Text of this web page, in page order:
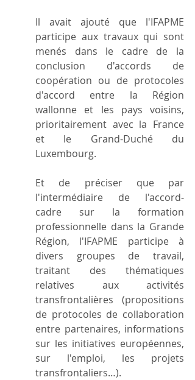
Il avait ajouté que l'IFAPME
participe aux travaux qui sont
menés dans le cadre de la
conclusion d'accords de
coopération ou de protocoles
d'accord entre la Région
wallonne et les pays voisins,
prioritairement avec la France
et le Grand-Duché du
Luxembourg.
Et de préciser que par
l'intermédiaire de l'accord-
cadre sur la formation
professionnelle dans la Grande
Région, l'IFAPME participe à
divers groupes de travail,
traitant des thématiques
relatives aux activités
transfrontalières (propositions
de protocoles de collaboration
entre partenaires, informations
sur les initiatives européennes,
sur l'emploi, les projets
transfrontaliers…).